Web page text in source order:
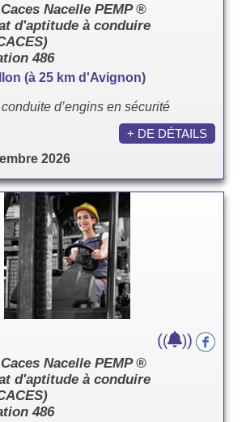
Nacelle PEMP ®
d'aptitude à conduire
486
(à 25 km d'Avignon)
d’engins en sécurité
2026
+ DE DÉTAILS
Nacelle PEMP ®
d'aptitude à conduire
486
(( ))